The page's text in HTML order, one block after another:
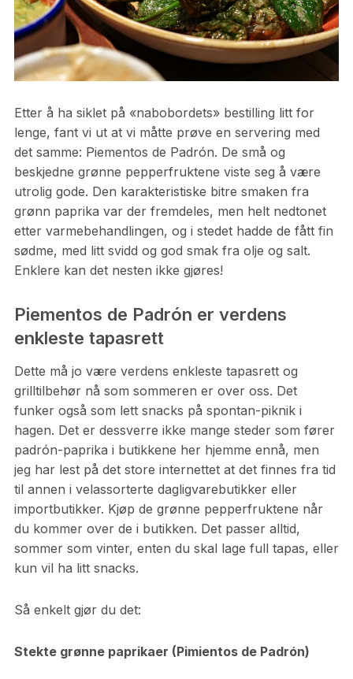
Etter å ha siklet på «nabobordets» bestilling litt for
lenge, fant vi ut at vi måtte prøve en servering med
det samme: Piementos de Padrón. De små og
beskjedne grønne pepperfruktene viste seg å være
utrolig gode. Den karakteristiske bitre smaken fra
grønn paprika var der fremdeles, men helt nedtonet
etter varmebehandlingen, og i stedet hadde de fått fin
sødme, med litt svidd og god smak fra olje og salt.
Enklere kan det nesten ikke gjøres!
Piementos de Padrón er verdens
enkleste tapasrett
Dette må jo være verdens enkleste tapasrett og
grilltilbehør nå som sommeren er over oss. Det
funker også som lett snacks på spontan-piknik i
hagen. Det er dessverre ikke mange steder som fører
padrón-paprika i butikkene her hjemme ennå, men
jeg har lest på det store internettet at det finnes fra tid
til annen i velassorterte dagligvarebutikker eller
importbutikker. Kjøp de grønne pepperfruktene når
du kommer over de i butikken. Det passer alltid,
sommer som vinter, enten du skal lage full tapas, eller
kun vil ha litt snacks.
Så enkelt gjør du det:
Stekte grønne paprikaer (Pimientos de Padrón)